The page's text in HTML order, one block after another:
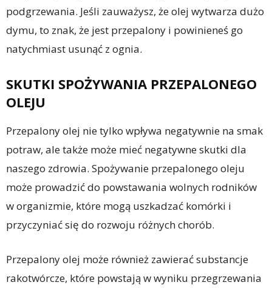
podgrzewania. Jeśli zauważysz, że olej wytwarza dużo
dymu, to znak, że jest przepalony i powinieneś go
natychmiast usunąć z ognia.
SKUTKI SPOŻYWANIA PRZEPALONEGO
OLEJU
Przepalony olej nie tylko wpływa negatywnie na smak
potraw, ale także może mieć negatywne skutki dla
naszego zdrowia. Spożywanie przepalonego oleju
może prowadzić do powstawania wolnych rodników
w organizmie, które mogą uszkadzać komórki i
przyczyniać się do rozwoju różnych chorób.
Przepalony olej może również zawierać substancje
rakotwórcze, które powstają w wyniku przegrzewania